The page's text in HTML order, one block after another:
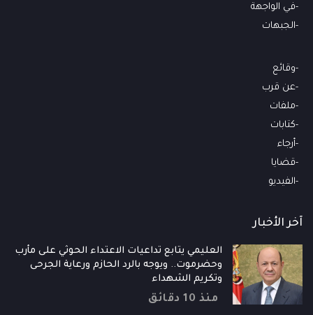
في الواجهة
الجبهات
وقائع
عن قرب
ملفات
كتابات
أرجاء
قضايا
الفيديو
آخر الأخبار
العليمي يتابع تداعيات الاعتداء الحوثي على مأرب
وحضرموت.. ويوجه بالرد الحازم ورعاية الجرحى
وتكريم الشهداء
منذ 10 دقائق